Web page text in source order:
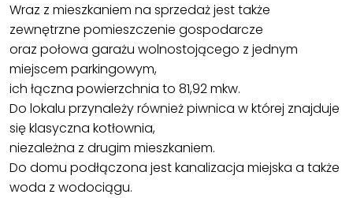
Wraz z mieszkaniem na sprzedaż jest także
zewnętrzne pomieszczenie gospodarcze
oraz połowa garażu wolnostojącego z jednym
miejscem parkingowym,
ich łączna powierzchnia to 81,92 mkw.
Do lokalu przynależy również piwnica w której znajduje
się klasyczna kotłownia,
niezależna z drugim mieszkaniem.
Do domu podłączona jest kanalizacja miejska a także
woda z wodociągu.